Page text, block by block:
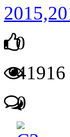
0
41916
0